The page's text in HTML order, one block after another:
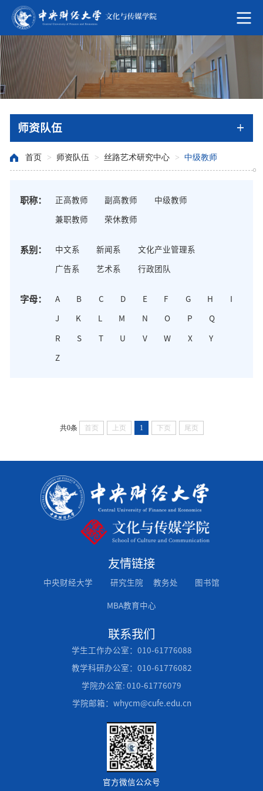
师资队伍
首页 > 师资队伍 > 丝路艺术研究中心 > 中级教师
职称： 正高教师 副高教师 中级教师
兼职教师 荣休教师
系别： 中文系 新闻系 文化产业管理系
广告系 艺术系 行政团队
字母： A B C D E F G H I
J K M N O P Q
R S T U V W X Y
Z
共0条 首页 上页 1 下页 尾页
友情链接
中央财经大学 研究生院 教务处 图书馆
MBA教育中心
联系我们
学生工作办公室：010-61776088
教学科研办公室：010-61776082
学院办公室: 010-61776079
学院邮箱：whycm@cufe.edu.cn
官方微信公众号